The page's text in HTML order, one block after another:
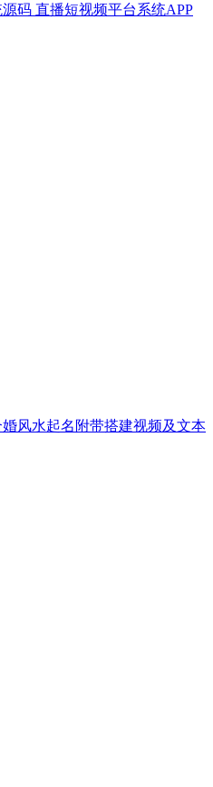
码 直播短视频平台系统APP
风水起名附带搭建视频及文本